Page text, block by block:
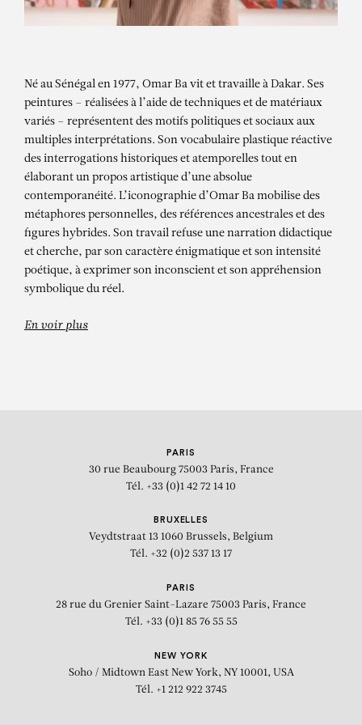
OMAR BA
Same Dream – exposition
personnelle
Né au Sénégal en 1977, Omar Ba vit et travaille à Dakar. Ses
peintures – réalisées à l’aide de techniques et de matériaux
variés – représentent des motifs politiques et sociaux aux
multiples interprétations. Son vocabulaire plastique réactive
des interrogations historiques et atemporelles tout en
élaborant un propos artistique d’une absolue
contemporanéité. L’iconographie d’Omar Ba mobilise des
métaphores personnelles, des références ancestrales et des
figures hybrides. Son travail refuse une narration didactique
et cherche, par son caractère énigmatique et son intensité
poétique, à exprimer son inconscient et son appréhension
symbolique du réel.
En voir plus
PARIS
30 rue Beaubourg 75003 Paris, France
Tél. +33 (0)1 42 72 14 10
BRUXELLES
Veydtstraat 13 1060 Brussels, Belgium
Tél. +32 (0)2 537 13 17
PARIS
28 rue du Grenier Saint-Lazare 75003 Paris, France
Tél. +33 (0)1 85 76 55 55
NEW YORK
Soho / Midtown East New York, NY 10001, USA
Tél. +1 212 922 3745